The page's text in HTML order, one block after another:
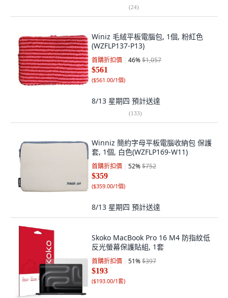
(24)
Winiz 毛絨平板電腦包, 1個, 粉紅色
(WZFLP137-P13)
首購折扣價 46%$1,057
$561
($561.00/1個)
8/13 星期四 預計送達
(133)
Winniz 簡約字母平板電腦收納包 保護
套, 1個, 白色(WZFLP169-W11)
首購折扣價 52%$752
$359
($359.00/1個)
8/13 星期四 預計送達
Skoko MacBook Pro 16 M4 防指紋低
反光螢幕保護貼組, 1套
首購折扣價 51%$397
$193
($193.00/1套)